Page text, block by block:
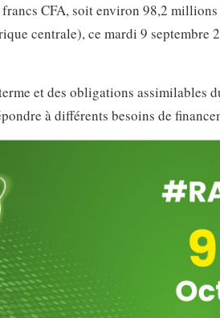
CFA, soit environ 98,2
centrale), ce mardi 9 septembre
et des obligations assimilables
à différents besoins de